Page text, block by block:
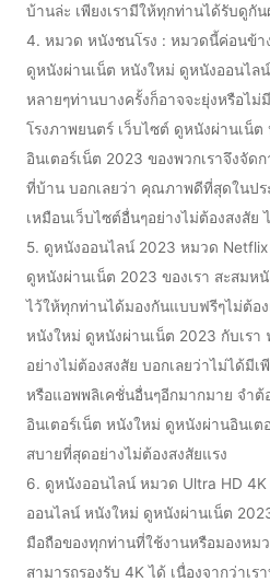
บ้านล่ะ เพียงเรามีให้ทุกท่านได้รับดูกัน
4. หมวด หนังชนโรง : หมวดนี้ค่อนข้า
ดูหนังผ่านเน็ต หนังใหม่ ดูหนังออนไล
หลายๆท่านบางครั้งก็อาจจะยุ่งหรือไม่
โรงภาพยนตร์ เว็บไซต์ ดูหนังผ่านเน็
อินเตอร์เน็ต 2023 ของพวกเราจึงจั
ที่บ้าน บอกเลยว่า คุณภาพดีที่สุดในปร
เหมือนเว็บไซต์อื่นๆอย่างไม่ต้องสงสัย
5. ดูหนังออนไลน์ 2023 หมวด
ดูหนังผ่านเน็ต 2023 ของเรา สะสมห
ไว้ให้ทุกท่านได้มองกันแบบฟรีๆไม่ต้อ
หนังใหม่ ดูหนังผ่านเน็ต 2023 กับเรา
อย่างไม่ต้องสงสัย บอกเลยว่าไม่ได้มี
หรือแอพพลิเคชั่นอื่นๆอีกมากมาย จำ
อินเตอร์เน็ต หนังใหม่ ดูหนังผ่านอินเ
สบายที่สุดอย่างไม่ต้องสงสัยแรง
6. ดูหนังออนไลน์ หมวด Ultra HD
ออนไลน์ หนังใหม่ ดูหนังผ่านเน็ต
มือถือของทุกท่านที่ใช้งานหรือมองหม
สามารถรองรับ 4K ได้ เนื่องจากว่าเ